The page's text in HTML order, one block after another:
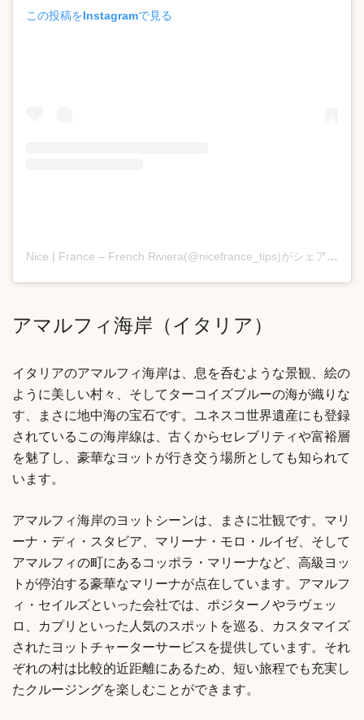
この投稿をInstagramで見る
Nice | France – French Riviera(@nicefrance_tips)がシェアした投稿
アマルフィ海岸（イタリア）
イタリアのアマルフィ海岸は、息を呑むような景観、絵の
ように美しい村々、そしてターコイズブルーの海が織りな
す、まさに地中海の宝石です。ユネスコ世界遺産にも登録
されているこの海岸線は、古くからセレブリティや富裕層
を魅了し、豪華なヨットが行き交う場所としても知られて
います。
アマルフィ海岸のヨットシーンは、まさに壮観です。マリ
ーナ・ディ・スタビア、マリーナ・モロ・ルイゼ、そして
アマルフィの町にあるコッポラ・マリーナなど、高級ヨッ
トが停泊する豪華なマリーナが点在しています。アマルフ
ィ・セイルズといった会社では、ポジターノやラヴェッ
ロ、カプリといった人気のスポットを巡る、カスタマイズ
されたヨットチャーターサービスを提供しています。それ
ぞれの村は比較的近距離にあるため、短い旅程でも充実し
たクルージングを楽しむことができます。